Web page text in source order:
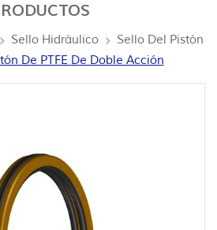
Sello Hidráulico
Sello Del Pistón
De PTFE De Doble Acción